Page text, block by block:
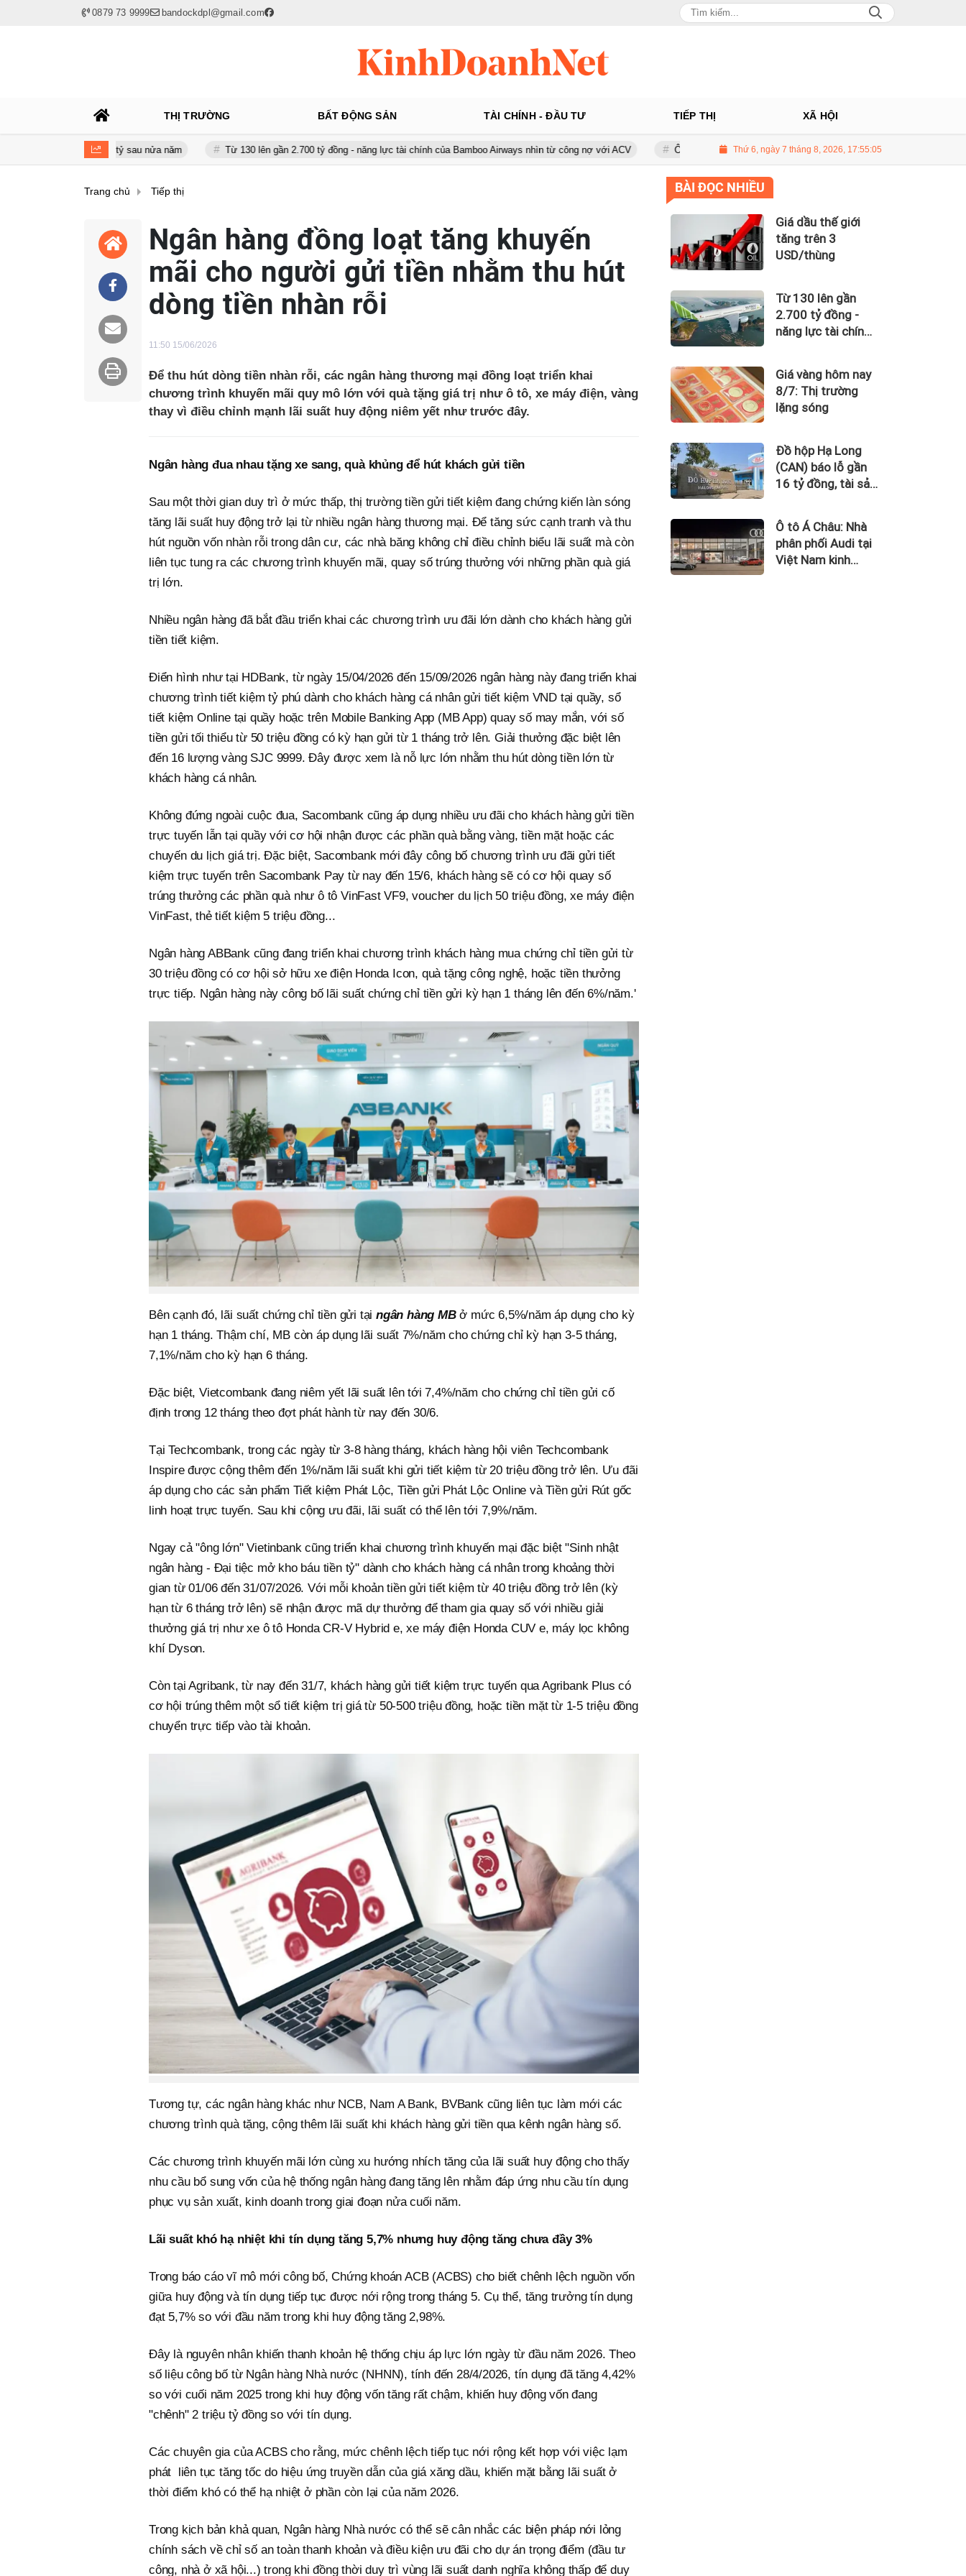
0879 73 9999 bandockdpl@gmail.com
THỊ TRƯỜNG BẤT ĐỘNG SẢN TÀI CHÍNH - ĐẦU TƯ TIẾP THỊ XÃ HỘI
gần 120 tỷ sau nửa năm Từ 130 lên gần 2.700 tỷ đồng - năng lực tài chính của Bamboo Airways nhìn từ công nợ với ACV Ô tô Á Châu: Nhà phân phối Audi tại Việt Nam kinh doanh thua lỗ
Thứ 6, ngày 7 tháng 8, 2026, 17:55:06
Trang chủ Tiếp thị
Ngân hàng đồng loạt tăng khuyến
mãi cho người gửi tiền nhằm thu hút
dòng tiền nhàn rỗi
11:50 15/06/2026
Để thu hút dòng tiền nhàn rỗi, các ngân hàng thương mại đồng loạt triển khai
chương trình khuyến mãi quy mô lớn với quà tặng giá trị như ô tô, xe máy điện, vàng
thay vì điều chỉnh mạnh lãi suất huy động niêm yết như trước đây.
Ngân hàng đua nhau tặng xe sang, quà khủng để hút khách gửi tiền
Sau một thời gian duy trì ở mức thấp, thị trường tiền gửi tiết kiệm đang chứng kiến làn sóng
tăng lãi suất huy động trở lại từ nhiều ngân hàng thương mại. Để tăng sức cạnh tranh và thu
hút nguồn vốn nhàn rỗi trong dân cư, các nhà băng không chỉ điều chỉnh biểu lãi suất mà còn
liên tục tung ra các chương trình khuyến mãi, quay số trúng thưởng với những phần quà giá
trị lớn.
Nhiều ngân hàng đã bắt đầu triển khai các chương trình ưu đãi lớn dành cho khách hàng gửi
tiền tiết kiệm.
Điển hình như tại HDBank, từ ngày 15/04/2026 đến 15/09/2026 ngân hàng này đang triển khai
chương trình tiết kiệm tỷ phú dành cho khách hàng cá nhân gửi tiết kiệm VND tại quầy, sổ
tiết kiệm Online tại quầy hoặc trên Mobile Banking App (MB App) quay số may mắn, với số
tiền gửi tối thiểu từ 50 triệu đồng có kỳ hạn gửi từ 1 tháng trở lên. Giải thưởng đặc biệt lên
đến 16 lượng vàng SJC 9999. Đây được xem là nỗ lực lớn nhằm thu hút dòng tiền lớn từ
khách hàng cá nhân.
Không đứng ngoài cuộc đua, Sacombank cũng áp dụng nhiều ưu đãi cho khách hàng gửi tiền
trực tuyến lẫn tại quầy với cơ hội nhận được các phần quà bằng vàng, tiền mặt hoặc các
chuyến du lịch giá trị. Đặc biệt, Sacombank mới đây công bố chương trình ưu đãi gửi tiết
kiệm trực tuyến trên Sacombank Pay từ nay đến 15/6, khách hàng sẽ có cơ hội quay số
trúng thưởng các phần quà như ô tô VinFast VF9, voucher du lịch 50 triệu đồng, xe máy điện
VinFast, thẻ tiết kiệm 5 triệu đồng...
Ngân hàng ABBank cũng đang triển khai chương trình khách hàng mua chứng chỉ tiền gửi từ
30 triệu đồng có cơ hội sở hữu xe điện Honda Icon, quà tặng công nghệ, hoặc tiền thưởng
trực tiếp. Ngân hàng này công bố lãi suất chứng chỉ tiền gửi kỳ hạn 1 tháng lên đến 6%/năm.'
Bên cạnh đó, lãi suất chứng chỉ tiền gửi tại ngân hàng MBở mức 6,5%/năm áp dụng cho kỳ
hạn 1 tháng. Thậm chí, MB còn áp dụng lãi suất 7%/năm cho chứng chỉ kỳ hạn 3-5 tháng,
7,1%/năm cho kỳ hạn 6 tháng.
Đặc biệt, Vietcombank đang niêm yết lãi suất lên tới 7,4%/năm cho chứng chỉ tiền gửi cố
định trong 12 tháng theo đợt phát hành từ nay đến 30/6.
Tại Techcombank, trong các ngày từ 3-8 hàng tháng, khách hàng hội viên Techcombank
Inspire được cộng thêm đến 1%/năm lãi suất khi gửi tiết kiệm từ 20 triệu đồng trở lên. Ưu đãi
áp dụng cho các sản phẩm Tiết kiệm Phát Lộc, Tiền gửi Phát Lộc Online và Tiền gửi Rút gốc
linh hoạt trực tuyến. Sau khi cộng ưu đãi, lãi suất có thể lên tới 7,9%/năm.
Ngay cả "ông lớn" Vietinbank cũng triển khai chương trình khuyến mại đặc biệt "Sinh nhật
ngân hàng - Đại tiệc mở kho báu tiền tỷ" dành cho khách hàng cá nhân trong khoảng thời
gian từ 01/06 đến 31/07/2026. Với mỗi khoản tiền gửi tiết kiệm từ 40 triệu đồng trở lên (kỳ
hạn từ 6 tháng trở lên) sẽ nhận được mã dự thưởng để tham gia quay số với nhiều giải
thưởng giá trị như xe ô tô Honda CR-V Hybrid e, xe máy điện Honda CUV e, máy lọc không
khí Dyson.
Còn tại Agribank, từ nay đến 31/7, khách hàng gửi tiết kiệm trực tuyến qua Agribank Plus có
cơ hội trúng thêm một sổ tiết kiệm trị giá từ 50-500 triệu đồng, hoặc tiền mặt từ 1-5 triệu đồng
chuyển trực tiếp vào tài khoản.
Tương tự, các ngân hàng khác như NCB, Nam A Bank, BVBank cũng liên tục làm mới các
chương trình quà tặng, cộng thêm lãi suất khi khách hàng gửi tiền qua kênh ngân hàng số.
Các chương trình khuyến mãi lớn cùng xu hướng nhích tăng của lãi suất huy động cho thấy
nhu cầu bổ sung vốn của hệ thống ngân hàng đang tăng lên nhằm đáp ứng nhu cầu tín dụng
phục vụ sản xuất, kinh doanh trong giai đoạn nửa cuối năm.
Lãi suất khó hạ nhiệt khi tín dụng tăng 5,7% nhưng huy động tăng chưa đầy 3%
Trong báo cáo vĩ mô mới công bố, Chứng khoán ACB (ACBS) cho biết chênh lệch nguồn vốn
giữa huy động và tín dụng tiếp tục được nới rộng trong tháng 5. Cụ thể, tăng trưởng tín dụng
đạt 5,7% so với đầu năm trong khi huy động tăng 2,98%.
Đây là nguyên nhân khiến thanh khoản hệ thống chịu áp lực lớn ngày từ đầu năm 2026. Theo
số liệu công bố từ Ngân hàng Nhà nước (NHNN), tính đến 28/4/2026, tín dụng đã tăng 4,42%
so với cuối năm 2025 trong khi huy động vốn tăng rất chậm, khiến huy động vốn đang
"chênh" 2 triệu tỷ đồng so với tín dụng.
Các chuyên gia của ACBS cho rằng, mức chênh lệch tiếp tục nới rộng kết hợp với việc lạm
phát liên tục tăng tốc do hiệu ứng truyền dẫn của giá xăng dầu, khiến mặt bằng lãi suất ở
thời điểm khó có thể hạ nhiệt ở phần còn lại của năm 2026.
Trong kịch bản khả quan, Ngân hàng Nhà nước có thể sẽ cân nhắc các biện pháp nới lỏng
chính sách về chỉ số an toàn thanh khoản và điều kiện ưu đãi cho dự án trọng điểm (đầu tư
công, nhà ở xã hội...) trong khi đồng thời duy trì vùng lãi suất danh nghĩa không thấp để duy
BÀI ĐỌC NHIỀU
Giá dầu thế giới
tăng trên 3
USD/thùng
Từ 130 lên gần
2.700 tỷ đồng -
năng lực tài chính
công nợ với ACV
Giá vàng hôm nay
8/7: Thị trường
lặng sóng
Đồ hộp Hạ Long
(CAN) báo lỗ gần
16 tỷ đồng, tài sản
sau nửa năm
Ô tô Á Châu: Nhà
phân phối Audi tại
Việt Nam kinh